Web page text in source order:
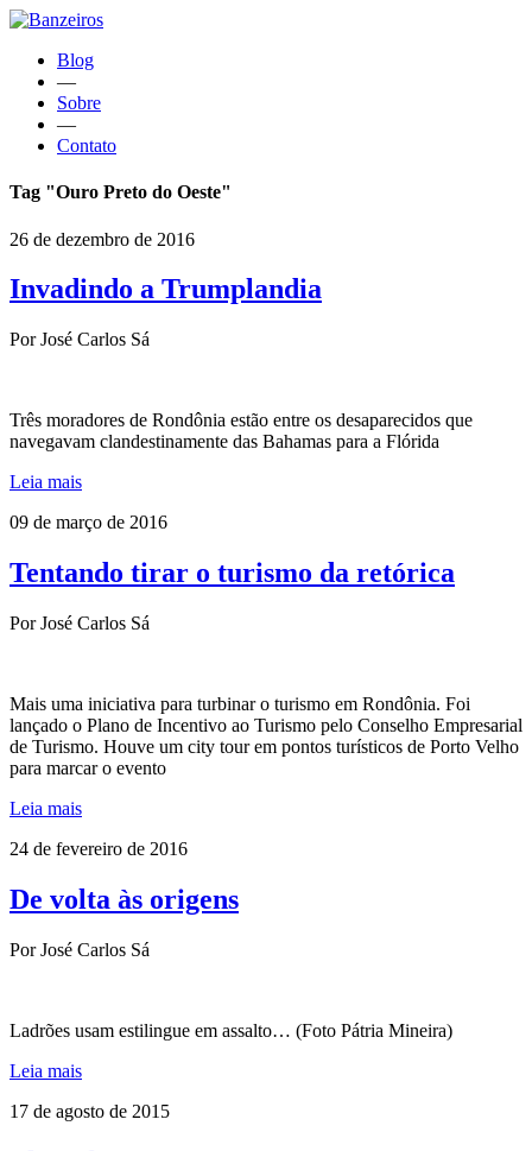
Blog
—
Sobre
—
Contato
Tag "Ouro Preto do Oeste"
26 de dezembro de 2016
Invadindo a Trumplandia
Por José Carlos Sá
Três moradores de Rondônia estão entre os desaparecidos que
navegavam clandestinamente das Bahamas para a Flórida
Leia mais
09 de março de 2016
Tentando tirar o turismo da retórica
Por José Carlos Sá
Mais uma iniciativa para turbinar o turismo em Rondônia. Foi
lançado o Plano de Incentivo ao Turismo pelo Conselho Empresarial
de Turismo. Houve um city tour em pontos turísticos de Porto Velho
para marcar o evento
Leia mais
24 de fevereiro de 2016
De volta às origens
Por José Carlos Sá
Ladrões usam estilingue em assalto… (Foto Pátria Mineira)
Leia mais
17 de agosto de 2015